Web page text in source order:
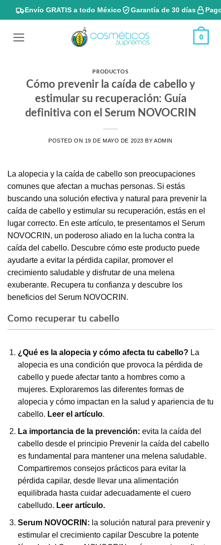
to
Envío GRATIS a todo México Garantía de 30 días
0
PRODUCTOS
Cómo prevenir la caída de cabello y
estimular su recuperación: Guía
definitiva con el Serum NOVOCRIN
POSTED ON 19 DE MAYO DE 2023 BYADMIN
La alopecia y la caída de cabello son preocupaciones
comunes que afectan a muchas personas. Si estás
buscando una solución efectiva y natural para prevenir la
caída de cabello y estimular su recuperación, estás en el
lugar correcto. En este artículo, te presentamos el Serum
NOVOCRIN, un poderoso aliado en la lucha contra la
caída del cabello. Descubre cómo este producto puede
ayudarte a evitar la pérdida capilar, promover el
crecimiento saludable y disfrutar de una melena
exuberante. Recupera tu confianza y descubre los
beneficios del Serum NOVOCRIN.
Como recuperar tu cabello
¿Qué es la alopecia y cómo afecta tu cabello? La
alopecia es una condición que provoca la pérdida de
cabello y puede afectar tanto a hombres como a
mujeres. Exploraremos las diferentes formas de
alopecia y cómo impactan en la salud y apariencia de tu
cabello. Leer el artículo.
La importancia de la prevención: evita la caída del
cabello desde el principio Prevenir la caída del cabello
es fundamental para mantener una melena saludable.
Compartiremos consejos prácticos para evitar la
pérdida capilar, desde llevar una alimentación
equilibrada hasta cuidar adecuadamente el cuero
cabelludo. Leer artículo.
Serum NOVOCRIN : la solución natural para prevenir y
estimular el crecimiento capilar Descubre la potente